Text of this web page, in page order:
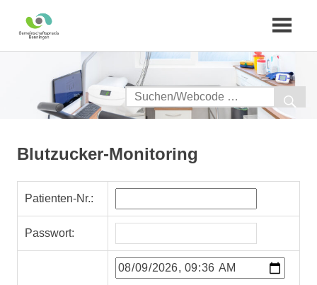
Blutzucker-Monitoring
Patienten-Nr.:
Passwort: